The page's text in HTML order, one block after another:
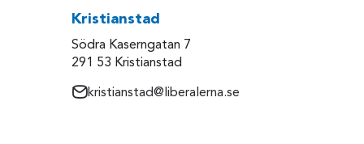
Kristianstad
Södra Kaserngatan 7
291 53 Kristianstad
kristianstad@liberalerna.se